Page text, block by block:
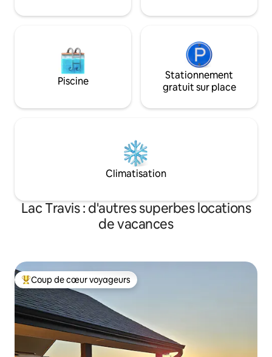
Piscine
Stationnement
gratuit sur place
Climatisation
Lac Travis : d'autres superbes locations
de vacances
Coups de cœur voyageurs les plus appréciés
Coup de cœur voyageurs